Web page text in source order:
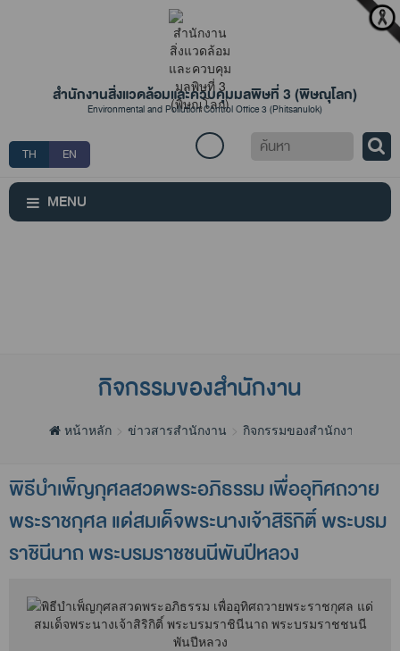
สำนักงานสิ่งแวดล้อมและควบคุมมลพิษที่ 3 (พิษณุโลก)
Environmental and Pollution Control Office 3 (Phitsanulok)
TH EN
ค้นหา
MENU
กิจกรรมของสำนักงาน
หน้าหลัก ข่าวสารสำนักงาน กิจกรรมของสำนักงาน
พิธีบำเพ็ญกุศลสวดพระอภิธรรม เพื่ออุทิศถวาย
พระราชกุศล แด่สมเด็จพระนางเจ้าสิริกิติ์ พระบรม
ราชินีนาถ พระบรมราชชนนีพันปีหลวง